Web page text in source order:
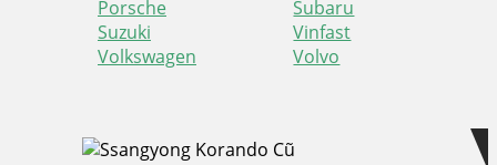
Porsche
Subaru
Suzuki
Vinfast
Volkswagen
Volvo
navigation